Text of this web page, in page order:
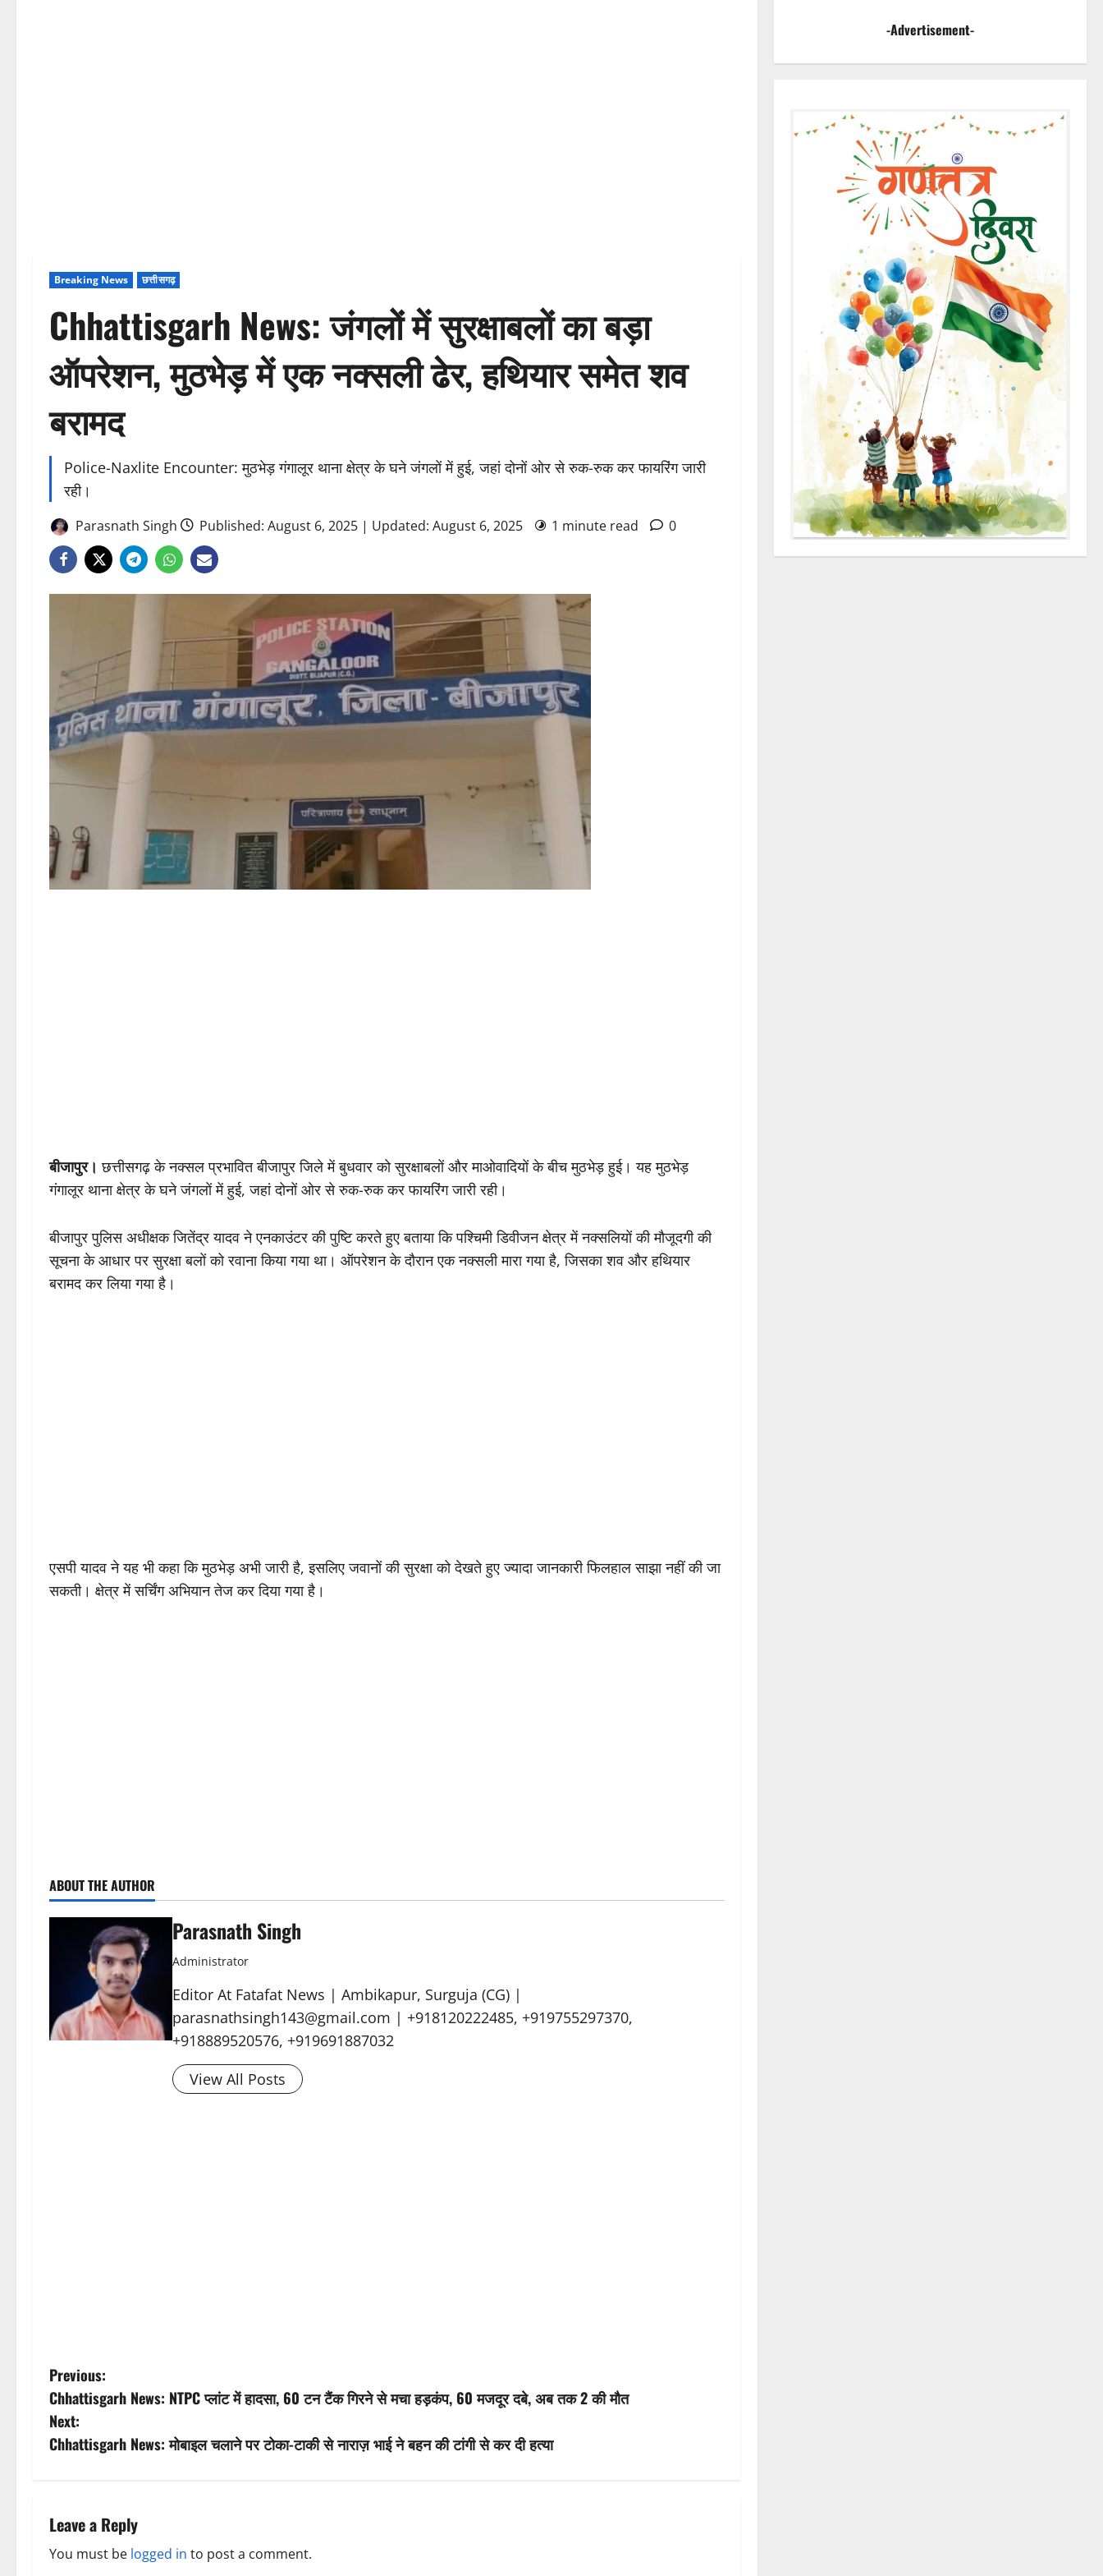
Breaking News छत्तीसगढ़
Chhattisgarh News: जंगलों में सुरक्षाबलों का बड़ा
ऑपरेशन, मुठभेड़ में एक नक्सली ढेर, हथियार समेत शव
बरामद
Police-Naxlite Encounter: मुठभेड़ गंगालूर थाना क्षेत्र के घने जंगलों में हुई, जहां दोनों ओर से रुक-रुक कर फायरिंग जारी
रही।
Parasnath Singh Published: August 6, 2025 | Updated: August 6, 2025 1 minute read 0
बीजापुर। छत्तीसगढ़ के नक्सल प्रभावित बीजापुर जिले में बुधवार को सुरक्षाबलों और माओवादियों के बीच मुठभेड़ हुई। यह मुठभेड़
गंगालूर थाना क्षेत्र के घने जंगलों में हुई, जहां दोनों ओर से रुक-रुक कर फायरिंग जारी रही।
बीजापुर पुलिस अधीक्षक जितेंद्र यादव ने एनकाउंटर की पुष्टि करते हुए बताया कि पश्चिमी डिवीजन क्षेत्र में नक्सलियों की मौजूदगी की
सूचना के आधार पर सुरक्षा बलों को रवाना किया गया था। ऑपरेशन के दौरान एक नक्सली मारा गया है, जिसका शव और हथियार
बरामद कर लिया गया है।
एसपी यादव ने यह भी कहा कि मुठभेड़ अभी जारी है, इसलिए जवानों की सुरक्षा को देखते हुए ज्यादा जानकारी फिलहाल साझा नहीं की जा
सकती। क्षेत्र में सर्चिंग अभियान तेज कर दिया गया है।
ABOUT THE AUTHOR
Parasnath Singh
Administrator
Editor At Fatafat News | Ambikapur, Surguja (CG) |
parasnathsingh143@gmail.com | +918120222485, +919755297370,
+918889520576, +919691887032
View All Posts
P
o
s
n
a
Previous:
Chhattisgarh News: NTPC प्लांट में हादसा, 60 टन टैंक गिरने से मचा हड़कंप, 60 मजदूर दबे, अब तक 2 की मौत
Next:
Chhattisgarh News: मोबाइल चलाने पर टोका-टाकी से नाराज़ भाई ने बहन की टांगी से कर दी हत्या
Leave a Reply
You must be logged in to post a comment.
-Advertisement-